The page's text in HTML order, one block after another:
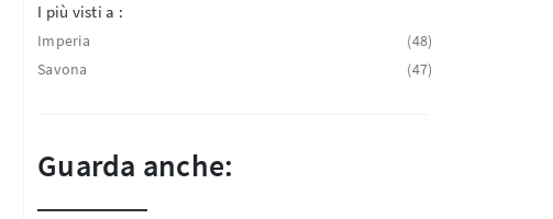
I più visti a :
Imperia
48
Savona
47
Guarda anche: